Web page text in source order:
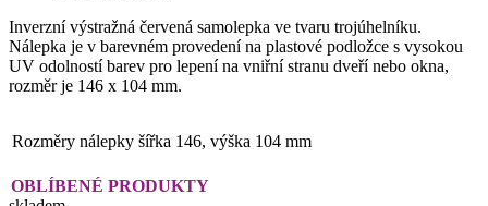
Inverzní výstražná červená samolepka ve tvaru trojúhelníku.
Nálepka je v barevném provedení na plastové podložce s vysokou
UV odolností barev pro lepení na vniřní stranu dveří nebo okna,
rozměr je 146 x 104 mm.
Rozměry nálepky šířka 146, výška 104 mm
OBLÍBENÉ PRODUKTY